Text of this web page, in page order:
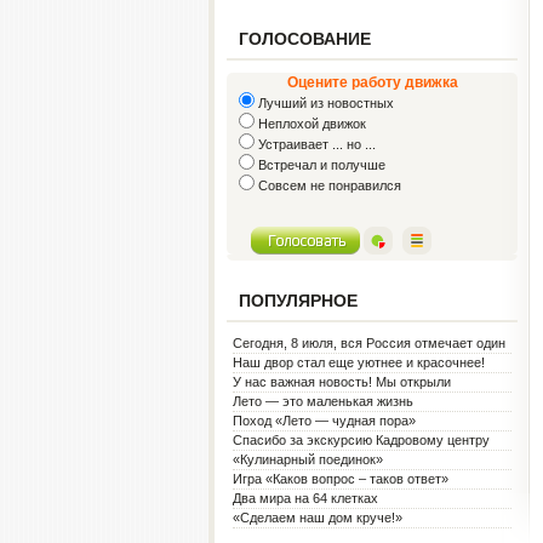
ГОЛОСОВАНИЕ
Оцените работу движка
Лучший из новостных
Неплохой движок
Устраивает ... но ...
Встречал и получше
Совсем не понравился
ПОПУЛЯРНОЕ
Сегодня, 8 июля, вся Россия отмечает один
из самых светлых праздников — День
семьи, любви и верности!
Наш двор стал еще уютнее и красочнее!
У нас важная новость! Мы открыли
Социальную гостиную.
Лето — это маленькая жизнь
Поход «Лето — чудная пора»
Спасибо за экскурсию Кадровому центру
«Кулинарный поединок»
Игра «Каков вопрос – таков ответ»
Два мира на 64 клетках
«Сделаем наш дом круче!»